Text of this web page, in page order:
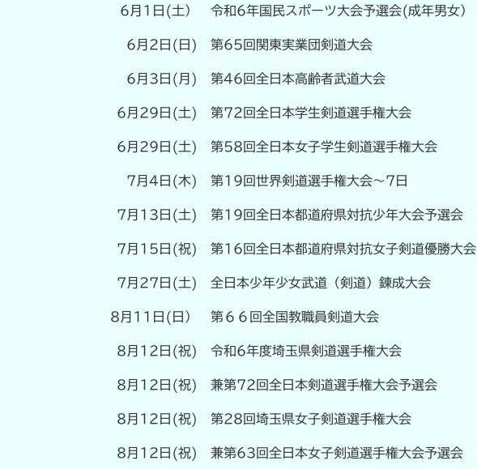
6月1日(土） 令和6年国民スポーツ大会予選会(成年男女）
6月2日(日) 第65回関東実業団剣道大会
6月3日(月) 第46回全日本高齢者武道大会
6月29日(土) 第72回全日本学生剣道選手権大会
6月29日(土) 第58回全日本女子学生剣道選手権大会
7月4日(木) 第19回世界剣道選手権大会～7日
7月13日(土) 第19回全日本都道府県対抗少年大会予選会
7月15日(祝) 第16回全日本都道府県対抗女子剣道優勝大会
7月27日(土) 全日本少年少女武道（剣道）錬成大会
8月11日(日） 第６６回全国教職員剣道大会
8月12日(祝) 令和6年度埼玉県剣道選手権大会
8月12日(祝) 兼第72回全日本剣道選手権大会予選会
8月12日(祝) 第28回埼玉県女子剣道選手権大会
8月12日(祝) 兼第63回全日本女子剣道選手権大会予選会